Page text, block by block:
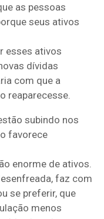
as pessoas
seus ativos
esses ativos
dívidas
com que a
reaparecesse.
subindo nos
favorece
enorme de ativos.
faz com
se preferir, que
menos